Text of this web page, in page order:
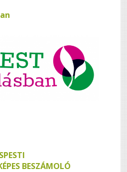
BESZÁMOLÓ